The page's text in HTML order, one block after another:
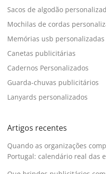
Sacos de algodão
Mochilas de cordas
Memórias usb personalizadas
Canetas publicitárias
Cadernos Personalizados
Guarda-chuvas publicitários
Lanyards personalizados
Artigos recentes
Quando as organizações
Portugal: calendário real das